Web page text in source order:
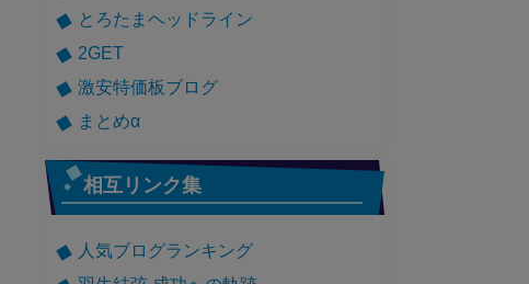
とろたまヘッドライン
2GET
激安特価板ブログ
まとめα
相互リンク集
人気ブログランキング